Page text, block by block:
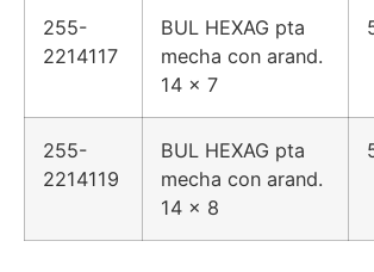
255-
2214117
BUL HEXAG pta
mecha con arand.
14 x 7
255-
2214119
BUL HEXAG pta
mecha con arand.
14 x 8